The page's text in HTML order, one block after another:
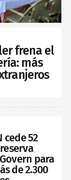
frena el
más
cede 52
para
de 2.300